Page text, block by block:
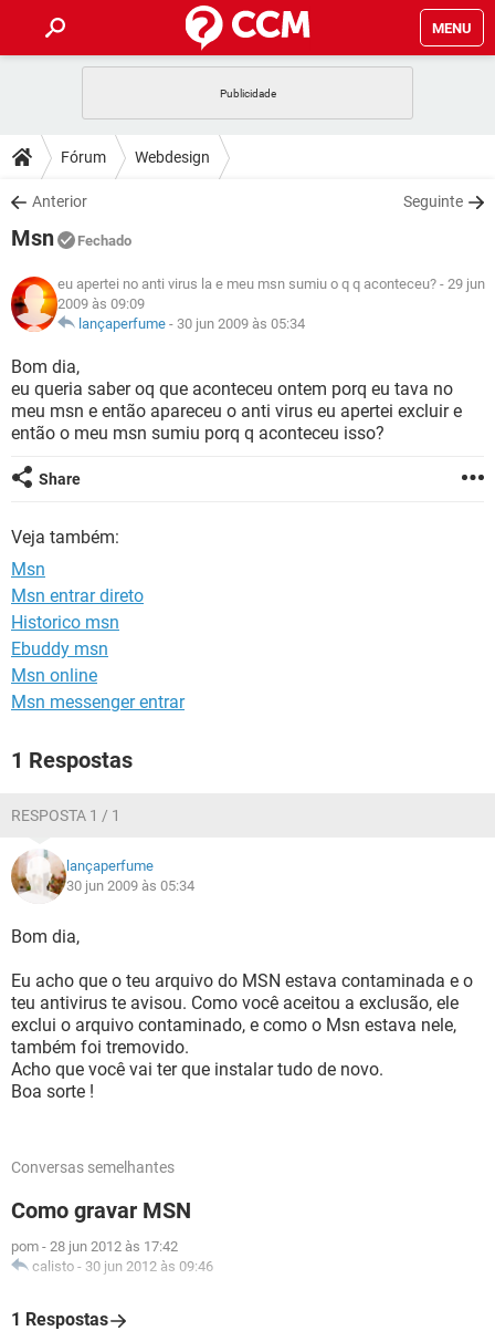
MENU
CELULAR
OUTLOOK
INSTAGRAM
GUIA DE COMPRAS
DICAS
JOGOS
INSTAGRAM
GUIA DE COMPRAS
DOWNLOADS
JOGOS
CELULAR FACEBOOK
OUTLOOK
GUIA DE COMPRAS
FÓRUM
JOGOS
CELULAR FACEBOOK
OUTLOOK
INSTAGRAM GMAIL
GLOSSÁRIO
CELULAR FACEBOOK
OUTLOOK EXCEL
INSTAGRAM
Fórum Webdesign
Anterior Seguinte
Msn Fechado
eu apertei no anti virus la e meu msn sumiu o q q aconteceu?- 29 jun
2009 às 09:09
lançaperfume- 30 jun 2009 às 05:34
Bom dia,
eu queria saber oq que aconteceu ontem porq eu tava no
meu msn e então apareceu o anti virus eu apertei excluir e
então o meu msn sumiu porq q aconteceu isso?
Share
Veja também:
Msn
Msn entrar direto
Historico msn
Ebuddy msn
Msn online
Msn messenger entrar
1 Respostas
RESPOSTA 1 / 1
lançaperfume
30 jun 2009 às 05:34
Bom dia,
Eu acho que o teu arquivo do MSN estava contaminada e o
teu antivirus te avisou. Como você aceitou a exclusão, ele
exclui o arquivo contaminado, e como o Msn estava nele,
também foi tremovido.
Acho que você vai ter que instalar tudo de novo.
Boa sorte !
Conversas semelhantes
Como gravar MSN
pom - 28 jun 2012 às 17:42
calisto - 30 jun 2012 às 09:46
1 Respostas